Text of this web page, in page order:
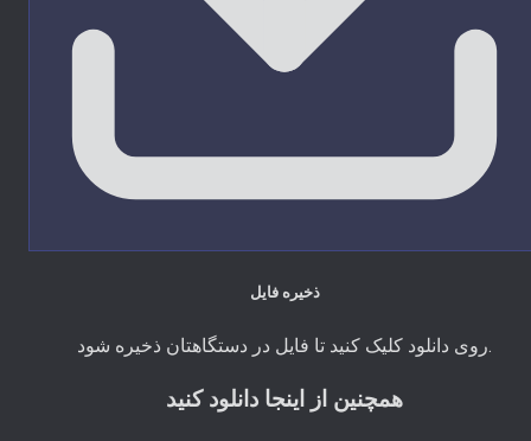
ذخیره فایل
روی دانلود کلیک کنید تا فایل در دستگاهتان ذخیره شود.
همچنین از اینجا دانلود کنید